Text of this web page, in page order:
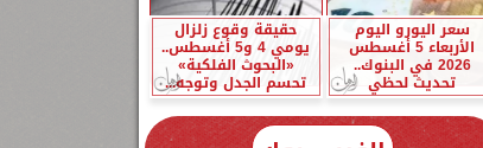
سعر اليورو اليوم
الأربعاء 5 أغسطس
2026 في البنوك..
تحديث لحظي
حقيقة وقوع زلزال
يومي 4 و5 أغسطس..
«البحوث الفلكية»
تحسم الجدل وتوجه...